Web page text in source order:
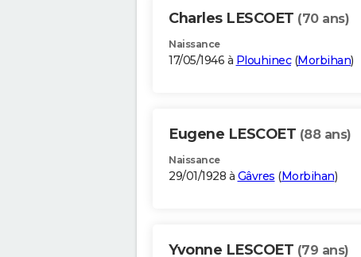
Charles LESCOET (70 ans)
Naissance
17/05/1946 à Plouhinec(Morbihan)
Eugene LESCOET (88 ans)
Naissance
29/01/1928 à Gâvres (Morbihan)
Yvonne LESCOET (79 ans)